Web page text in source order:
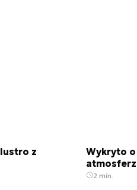
z
Wykryto
2 min.